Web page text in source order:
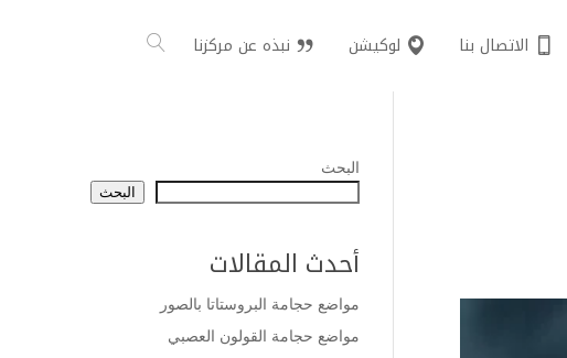
الاتصال بنا لوكيشن نبذه عن مركزنا
البحث
البحث
أحدث المقالات
مواضع حجامة البروستاتا بالصور
مواضع حجامة القولون العصبي